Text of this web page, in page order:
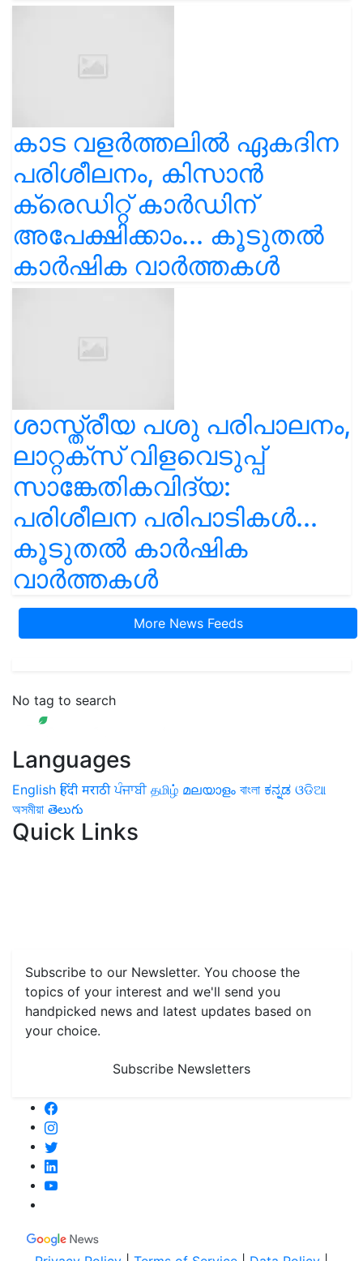
കാട വളര്‍ത്തലിൽ ഏകദിന
പരിശീലനം, കിസാൻ
ക്രെഡിറ്റ് കാർഡിന്
അപേക്ഷിക്കാം... കൂടുതൽ
കാർഷിക വാർത്തകൾ
ശാസ്ത്രീയ പശു പരിപാലനം,
ലാറ്റക്സ് വിളവെടുപ്പ്
സാങ്കേതികവിദ്യ:
പരിശീലന പരിപാടികൾ...
കൂടുതൽ കാർഷിക
വാർത്തകൾ
More News Feeds
No tag to search
Languages
English हिंदी मराठी ਪੰਜਾਬੀ தமிழ் മലയാളം বাংলা ಕನ್ನಡ ଓଡିଆ
অসমীয়া తెలుగు
Quick Links
Subscribe to our Newsletter. You choose the
topics of your interest and we'll send you
handpicked news and latest updates based on
your choice.
Subscribe Newsletters